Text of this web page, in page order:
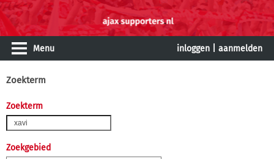
Menu inloggen aanmelden
Zoekterm
Zoekterm
Zoekgebied